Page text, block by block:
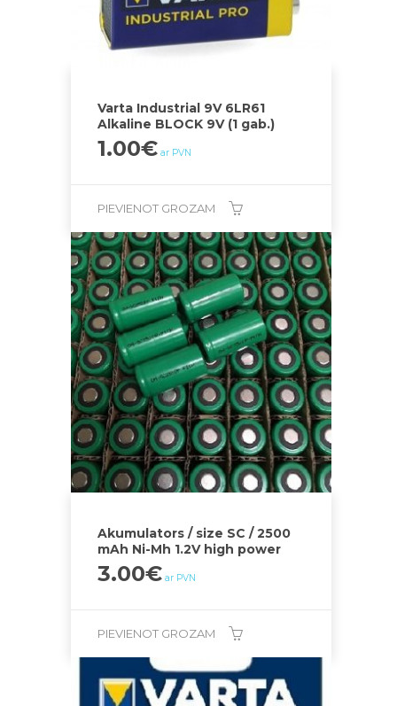
Varta Industrial 9V 6LR61
Alkaline BLOCK 9V (1 gab.)
1.00€ ar PVN
PIEVIENOT GROZAM
Akumulators / size SC / 2500
mAh Ni-Mh 1.2V high power
3.00€ ar PVN
PIEVIENOT GROZAM